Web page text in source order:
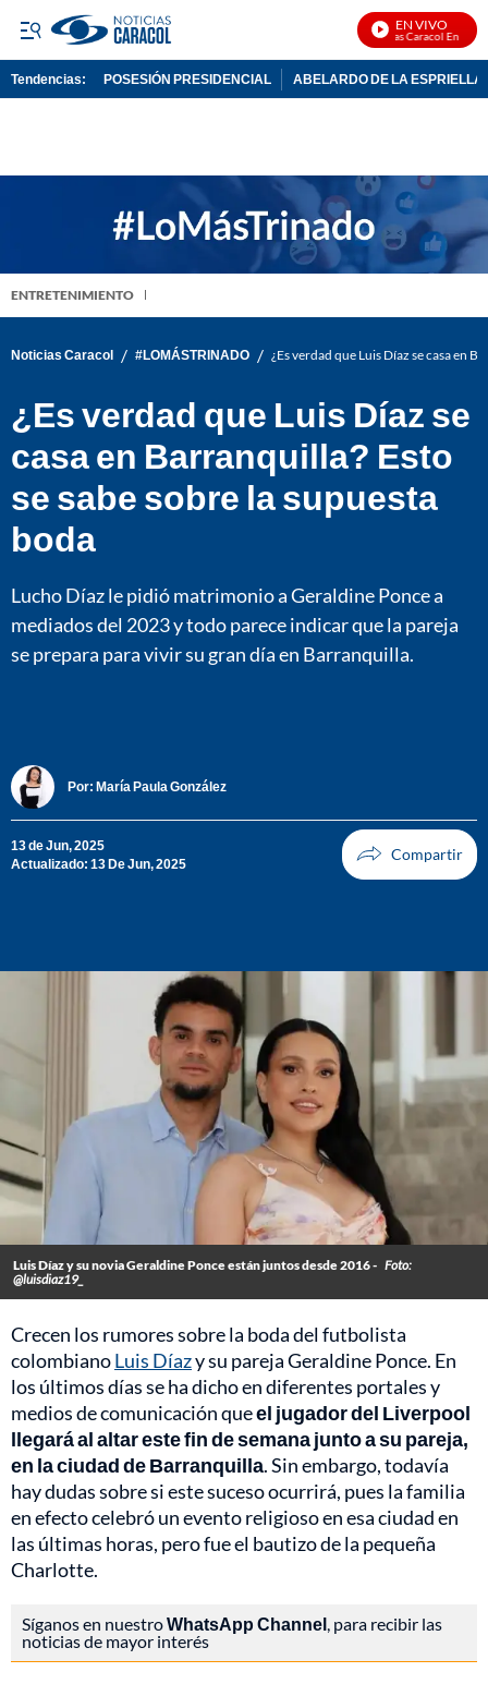
EN VIVO
Noticias Caracol En Vivo
Tendencias: POSESIÓN PRESIDENCIAL ABELARDO DE LA ESPRIELLA
ENTRETENIMIENTO
Noticias Caracol / #LOMÁSTRINADO / ¿Es verdad que Luis Díaz se casa en
¿Es verdad que Luis Díaz se
casa en Barranquilla? Esto
se sabe sobre la supuesta
boda
Lucho Díaz le pidió matrimonio a Geraldine Ponce a
mediados del 2023 y todo parece indicar que la pareja
se prepara para vivir su gran día en Barranquilla.
Por: María Paula González
13 de Jun, 2025
Actualizado: 13 De Jun, 2025
Luis Díaz y su novia Geraldine Ponce están juntos desde 2016 - Foto:
@luisdiaz19_
Crecen los rumores sobre la boda del futbolista
colombianoLuis Díazy su pareja Geraldine Ponce. En
los últimos días se ha dicho en diferentes portales y
medios de comunicación queel jugador del Liverpool
llegará al altar este fin de semana junto a su pareja,
en la ciudad de Barranquilla. Sin embargo, todavía
hay dudas sobre si este suceso ocurrirá, pues la familia
en efecto celebró un evento religioso en esa ciudad en
las últimas horas, pero fue el bautizo de la pequeña
Charlotte.
Síganos en nuestroWhatsApp Channel, para recibir las
noticias de mayor interés